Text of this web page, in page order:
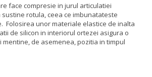
face compresie in jurul articulatiei
sustine rotula, ceea ce imbunatateste
Folosirea unor materiale elastice de inalta
de silicon in interiorul ortezei asigura o
de asemenea,pozitia in timpul